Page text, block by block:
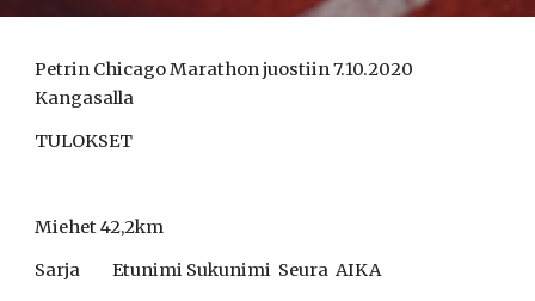
Petrin Chicago Marathon juostiin 7.10.2020
Kangasalla
TULOKSET
Miehet 42,2km
Sarja         Etunimi Sukunimi  Seura  AIKA